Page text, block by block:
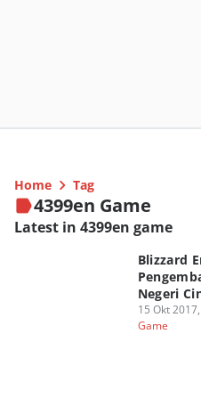
Home Tag
4399en Game
Latest in 4399en game
Blizzard
Negeri
15 Okt
Game